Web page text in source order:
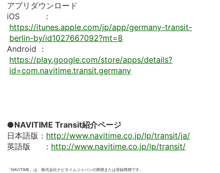
アプリダウンロード
iOS ：
https://itunes.apple.com/jp/app/germany-transit-
berlin-by/id1027667092?mt=8
Android ：
https://play.google.com/store/apps/details?
id=com.navitime.transit.germany
●NAVITIME Transit紹介ページ
日本語版： http://www.navitime.co.jp/lp/transit/ja/
英語版 ： http://www.navitime.co.jp/lp/transit/
「NAVITIME」は、株式会社ナビタイムジャパンの商標または登録商標です。